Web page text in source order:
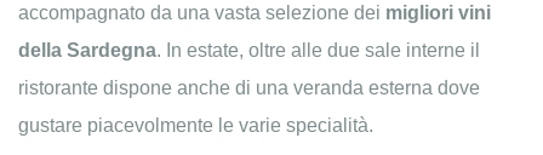
accompagnato da una vasta selezione dei migliori vini
della Sardegna. In estate, oltre alle due sale interne il
ristorante dispone anche di una veranda esterna dove
gustare piacevolmente le varie specialità.